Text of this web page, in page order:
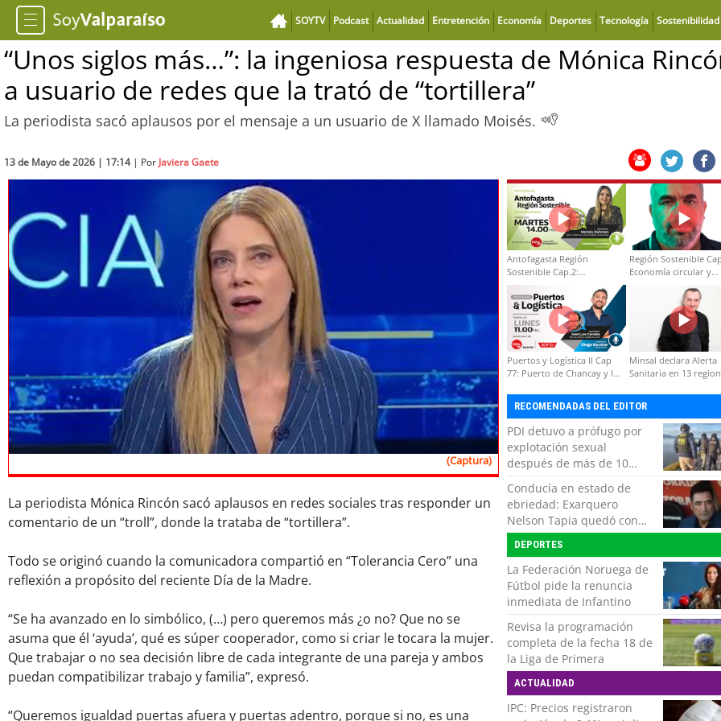
SOYTV Podcast Actualidad Entretención Economía Deportes Tecnología Sostenibilidad
“Unos siglos más…”: la ingeniosa respuesta de Mónica
a usuario de redes que la trató de “tortillera”
La periodista sacó aplausos por el mensaje a un usuario de X llamado Moisés.
13 de Mayo de 2026 | 17:14| Por Javiera Gaete
(Captura)
La periodista Mónica Rincón sacó aplausos en redes sociales tras responder un
comentario de un “troll”, donde la trataba de “tortillera”.
Todo se originó cuando la comunicadora compartió en “Tolerancia Cero” una
reflexión a propósito del reciente Día de la Madre.
“Se ha avanzado en lo simbólico, (…) pero queremos más ¿o no? Que no se
asuma que él ‘ayuda’, qué es súper cooperador, como si criar le tocara la mujer.
Que trabajar o no sea decisión libre de cada integrante de una pareja y ambos
puedan compatibilizar trabajo y familia”, expresó.
“Queremos igualdad puertas afuera y puertas adentro, porque si no, es una
Antofagasta Región
Sostenible Cap.2:
Educación ambiental y
formación de capacidades
técnicas
Región Sostenible
Economía circular y
Puertos y Logística II Cap
77: Puerto de Chancay y la
Minsal declara Alerta
Sanitaria en 13
RECOMENDADAS DEL EDITOR
PDI detuvo a prófugo por
explotación sexual
después de más de 10
horas de navegación en la
zona austral
Conducía en estado de
ebriedad: Exarquero
Nelson Tapia quedó con
lesiones graves tras
accidente vehicular
DEPORTES
La Federación Noruega de
Fútbol pide la renuncia
inmediata de Infantino
Revisa la programación
completa de la fecha 18 de
la Liga de Primera
ACTUALIDAD
IPC: Precios registraron